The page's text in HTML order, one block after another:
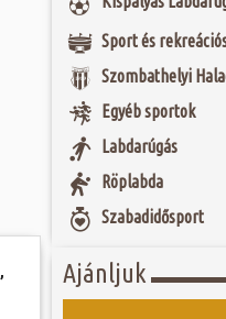
fel Szombathely
Európa egyik
Római
értékekről hallva,
templomuk
egyben
a
A találkozó
játékkal és
a lépést a
Sport és
Szombathelyi
Egyéb sportok
Labdarúgás
Röplabda
Szabadidősport
Ajánljuk